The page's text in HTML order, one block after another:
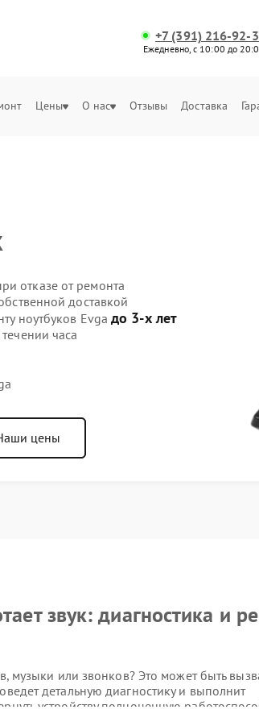
+7 (391) 216-92-
Ежедневно, с 10:00 до
Цены О нас Отзывы Доставка
отказе от ремонта
доставкой
ноутбуков Evga до 3-х лет
часа
цены
звук: диагностика и
музыки или звонков? Это может быть
детальную диагностику и выполнит
устройству полноценную